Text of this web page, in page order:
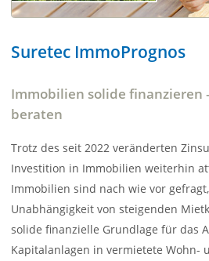
Suretec ImmoPrognos
Immobilien solide finanzieren
beraten
Trotz des seit 2022 veränderten
Investition in Immobilien weiterhin
Immobilien sind nach wie vor
Unabhängigkeit von steigenden
solide finanzielle Grundlage für das
Kapitalanlagen in vermietete Wohn-